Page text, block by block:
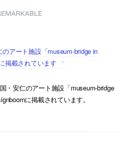
アート施設「museum-bridge in
掲載されています
・安仁のアート施設「museum-bridge
に掲載されています。